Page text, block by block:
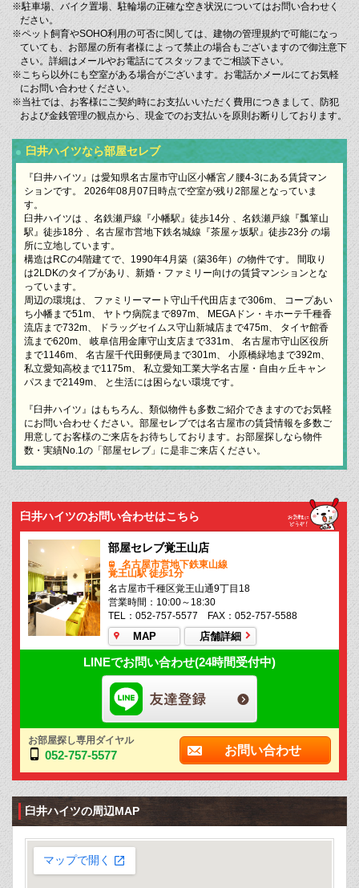
※駐車場、バイク置場、駐輪場の正確な空き状況についてはお問い合わせく
ださい。
※ペット飼育やSOHO利用の可否に関しては、建物の管理規約で可能になっ
ていても、お部屋の所有者様によって禁止の場合もございますので御注意下
さい。詳細はメールやお電話にてスタッフまでご相談下さい。
※こちら以外にも空室がある場合がございます。お電話かメールにてお気軽
にお問い合わせください。
※当社では、お客様にご契約時にお支払いいただく費用につきまして、防犯
および金銭管理の観点から、現金でのお支払いを原則お断りしております。
臼井ハイツなら部屋セレブ
『臼井ハイツ』は愛知県名古屋市守山区小幡宮ノ腰4-3にある賃貸マン
ションです。 2026年08月07日時点で空室が残り2部屋となっていま
す。
臼井ハイツは 、名鉄瀬戸線『小幡駅』徒歩14分 、名鉄瀬戸線『瓢箪山
駅』徒歩18分 、名古屋市営地下鉄名城線『茶屋ヶ坂駅』徒歩23分 の場
所に立地しています。
構造はRCの4階建てで、1990年4月築（築36年）の物件です。 間取り
は2LDKのタイプがあり、新婚・ファミリー向けの賃貸マンションとな
っています。
周辺の環境は、 ファミリーマート守山千代田店まで306m、 コープあい
ち小幡まで51m、 ヤトウ病院まで897m、 MEGAドン・キホーテ千種香
流店まで732m、 ドラッグセイムス守山新城店まで475m、 タイヤ館香
流まで620m、 岐阜信用金庫守山支店まで331m、 名古屋市守山区役所
まで1146m、 名古屋千代田郵便局まで301m、 小原橋緑地まで392m、
私立愛知高校まで1175m、 私立愛知工業大学名古屋・自由ヶ丘キャン
パスまで2149m、 と生活には困らない環境です。
『臼井ハイツ』はもちろん、類似物件も多数ご紹介できますのでお気軽
にお問い合わせください。部屋セレブでは名古屋市の賃貸情報を多数ご
用意してお客様のご来店をお待ちしております。お部屋探しなら物件
数・実績No.1の「部屋セレブ」に是非ご来店ください。
臼井ハイツのお問い合わせはこちら
部屋セレブ覚王山店
名古屋市営地下鉄東山線
覚王山駅 徒歩1分
名古屋市千種区覚王山通9丁目18
営業時間：10:00～18:30
TEL：052-757-5577 FAX：052-757-5588
MAP 店舗詳細
LINEでお問い合わせ(24時間受付中)
お部屋探し専用ダイヤル
052-757-5577 お問い合わせ
臼井ハイツの周辺MAP